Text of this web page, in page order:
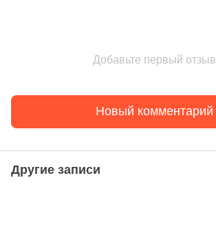
Добавьте первый отзыв
Новый комментарий
Другие записи